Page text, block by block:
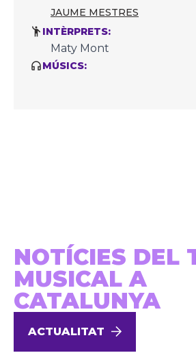
JAUME MESTRES
INTÈRPRETS:
Maty Mont
MÚSICS:
NOTÍCIES DEL
MUSICAL A
CATALUNYA
ACTUALITAT